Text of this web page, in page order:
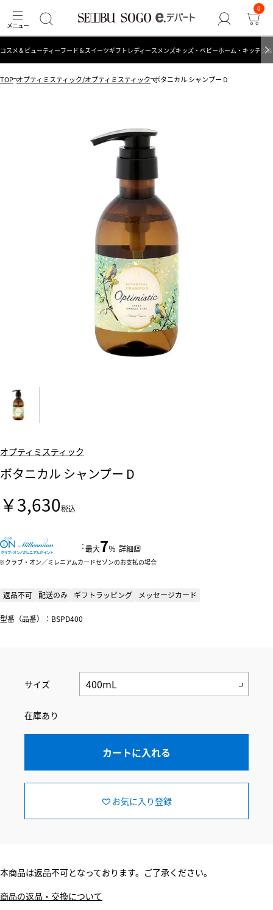
0
コスメ＆ビューティーフード＆スイーツギフト レディース メンズキッズ・ベビーホーム・キッチン
TOP オプティミスティック/オプティミスティック ボタニカル シャンプー D
オプティミスティック
ボタニカル シャンプー D
￥3,630税込
：最大7％ 詳細
クラブ・オン／ミレニアムカードセゾンのお支払の場合
返品不可 配送のみ ギフトラッピング メッセージカード
型番（品番）：BSPD400
サイズ
在庫あり
カートに入れる
お気に入り登録
本商品は返品不可となっております。ご了承ください。
商品の返品・交換について